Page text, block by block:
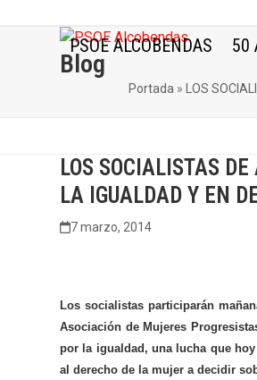
PSOE ALCOBENDAS 50
Blog
Portada » LOS
LOS SOCIALISTAS
LA IGUALDAD Y EN
7 marzo, 2014
Los socialistas participarán
Asociación de Mujeres
por la igualdad, una lucha que
al derecho de la mujer a decidir